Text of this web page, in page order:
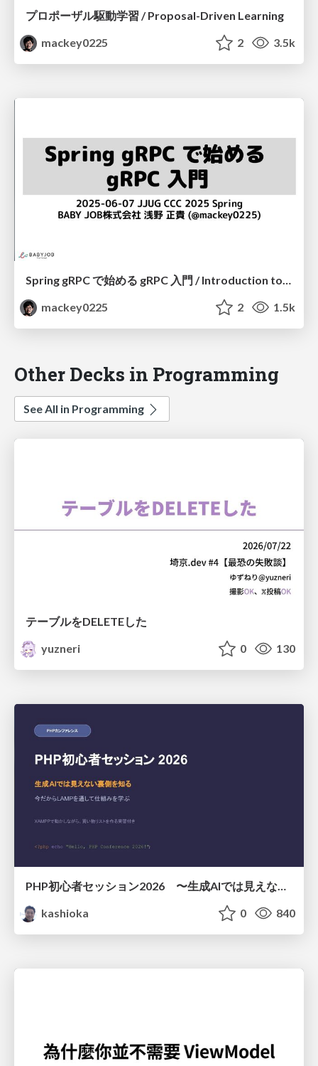
プロポーザル駆動学習 / Proposal-Driven Learning
mackey0225
2 3.5k
Spring gRPC で始める gRPC 入門 / Introduction to gRPC with Spring gRPC
mackey0225
2 1.5k
Other Decks in Programming
See All in Programming
テーブルをDELETEした
yuzneri
0 130
PHP初心者セッション2026 〜生成AIでは見えない裏側を知る：今だからLAMPを通して仕組みを学ぶ〜
kashioka
0 840